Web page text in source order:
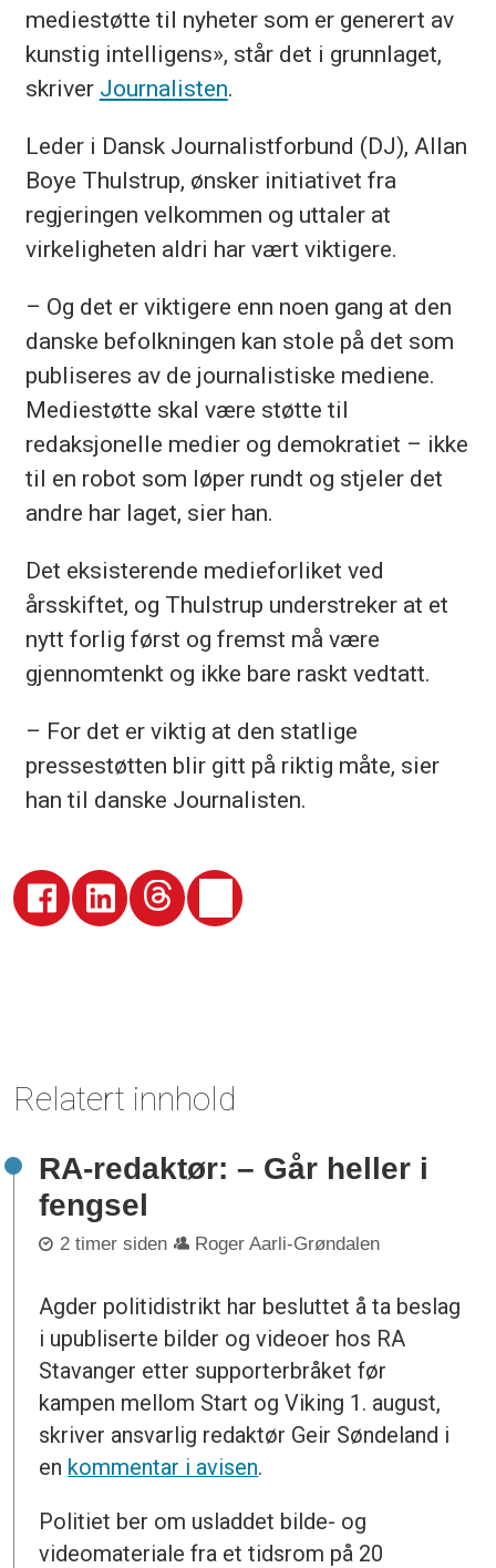
mediestøtte til nyheter som er generert av
kunstig intelligens», står det i grunnlaget,
skriver Journalisten.
Leder i Dansk Journalistforbund (DJ), Allan
Boye Thulstrup, ønsker initiativet fra
regjeringen velkommen og uttaler at
virkeligheten aldri har vært viktigere.
– Og det er viktigere enn noen gang at den
danske befolkningen kan stole på det som
publiseres av de journalistiske mediene.
Mediestøtte skal være støtte til
redaksjonelle medier og demokratiet – ikke
til en robot som løper rundt og stjeler det
andre har laget, sier han.
Det eksisterende medieforliket ved
årsskiftet, og Thulstrup understreker at et
nytt forlig først og fremst må være
gjennomtenkt og ikke bare raskt vedtatt.
– For det er viktig at den statlige
pressestøtten blir gitt på riktig måte, sier
han til danske Journalisten.
Relatert innhold
RA-redaktør: – Går heller i
fengsel
2 timer siden Roger Aarli-Grøndalen
Agder politidistrikt har besluttet å ta beslag
i upubliserte bilder og videoer hos RA
Stavanger etter supporterbråket før
kampen mellom Start og Viking 1. august,
skriver ansvarlig redaktør Geir Søndeland i
en kommentar i avisen.
Politiet ber om usladdet bilde- og
videomateriale fra et tidsrom på 20